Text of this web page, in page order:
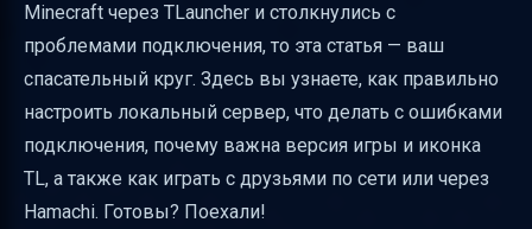
интернету
Моды на локальном сервере
Лицензия и онлайн-режим сервера
Что делать, если перезапуск лаунчера и
игры не помогает
Minecraft через TLauncher и столкнулись с
проблемами подключения, то эта статья — ваш
спасательный круг. Здесь вы узнаете, как правильно
настроить локальный сервер, что делать с ошибками
подключения, почему важна версия игры и иконка
TL, а также как играть с друзьями по сети или через
Hamachi. Готовы? Поехали!